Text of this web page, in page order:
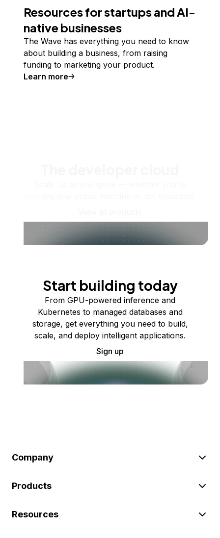
Resources for startups and AI-
native businesses
The Wave has everything you need to know
about building a business, from raising
funding to marketing your product.
Learn more
Start building today
From GPU-powered inference and
Kubernetes to managed databases and
storage, get everything you need to build,
scale, and deploy intelligent applications.
Sign up
Company
Products
Resources